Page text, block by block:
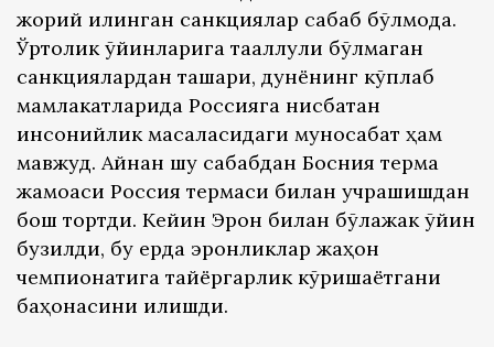
жорий қилинган санкциялар сабаб бўлмоқда.
Ўртоқлик ўйинларига тааллуқли бўлмаган
санкциялардан ташқари, дунёнинг кўплаб
мамлакатларида Россияга нисбатан
инсонийлик масаласидаги муносабат ҳам
мавжуд. Айнан шу сабабдан Босния терма
жамоаси Россия термаси билан учрашишдан
бош тортди. Кейин Эрон билан бўлажак ўйин
бузилди, бу ерда эронликлар жаҳон
чемпионатига тайёргарлик кўришаётгани
баҳонасини қилишди.